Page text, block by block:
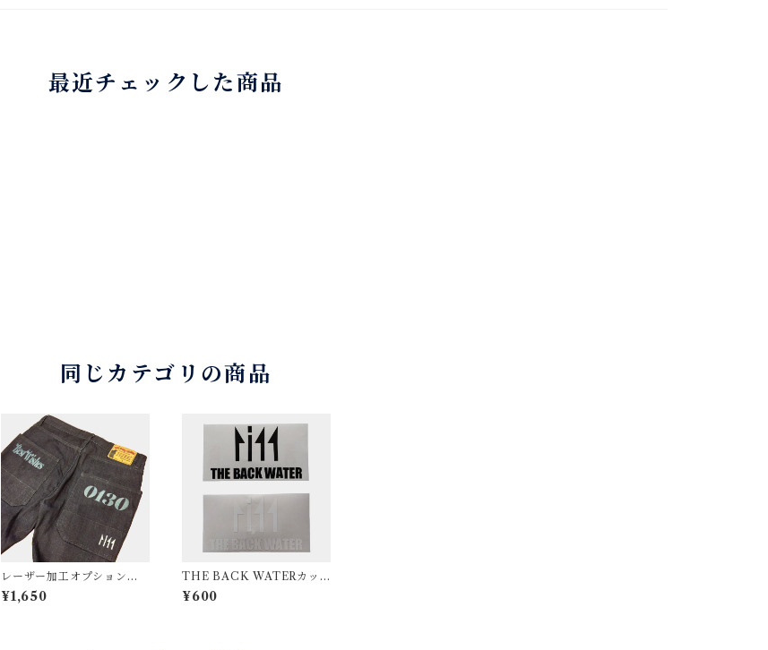
最近チェックした商品
同じカテゴリの商品
レーザー加工オプション
【インディゴデニム製品と
一緒にご注文してくださ
¥1,650
THE BACK WATERカッ
ティングステッカー
¥600